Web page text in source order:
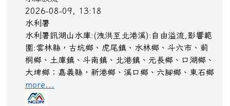
窪地區及道路請特別注意防範積淹水
停水
2026-08-09, 13:03